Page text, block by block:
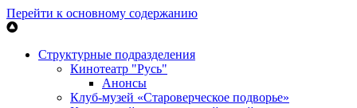
Перейти к основному содержанию
Структурные подразделения
Кинотеатр "Русь"
Анонсы
Клуб-музей «Староверческое подворье»